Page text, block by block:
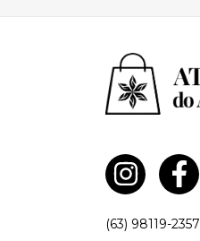
(63) 98119-2357